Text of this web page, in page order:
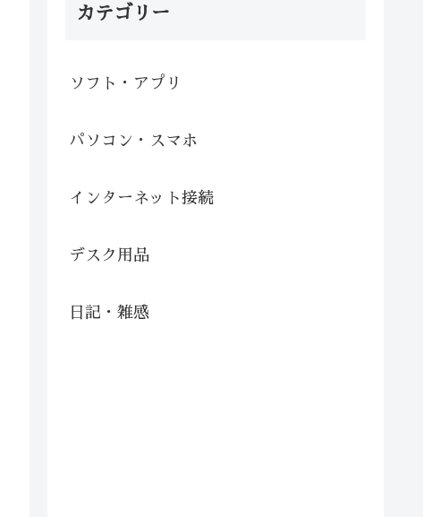
カテゴリー
ソフト・アプリ
パソコン・スマホ
インターネット接続
デスク用品
日記・雑感